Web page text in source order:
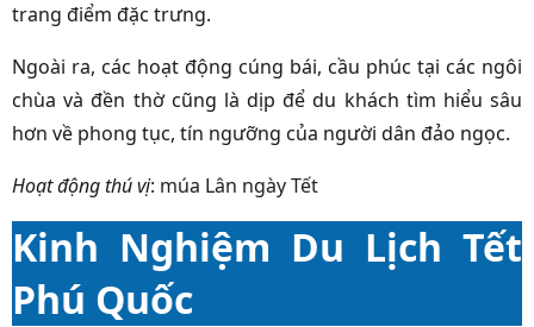
trang điểm đặc trưng.
Ngoài ra, các hoạt động cúng bái, cầu phúc tại các ngôi
chùa và đền thờ cũng là dịp để du khách tìm hiểu sâu
hơn về phong tục, tín ngưỡng của người dân đảo ngọc.
Hoạt động thú vị: múa Lân ngày Tết
Kinh Nghiệm Du Lịch Tết
Phú Quốc